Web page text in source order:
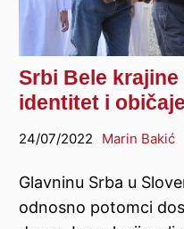
Srbi Bele
identitet i običaje
24/07/2022 Marin Bakić
Glavninu Srba u
odnosno potomci